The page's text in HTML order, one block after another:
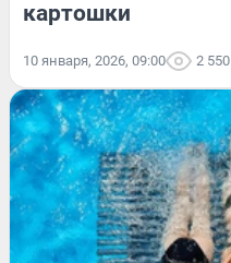
картошки
10 января, 2026, 09:00 2 550